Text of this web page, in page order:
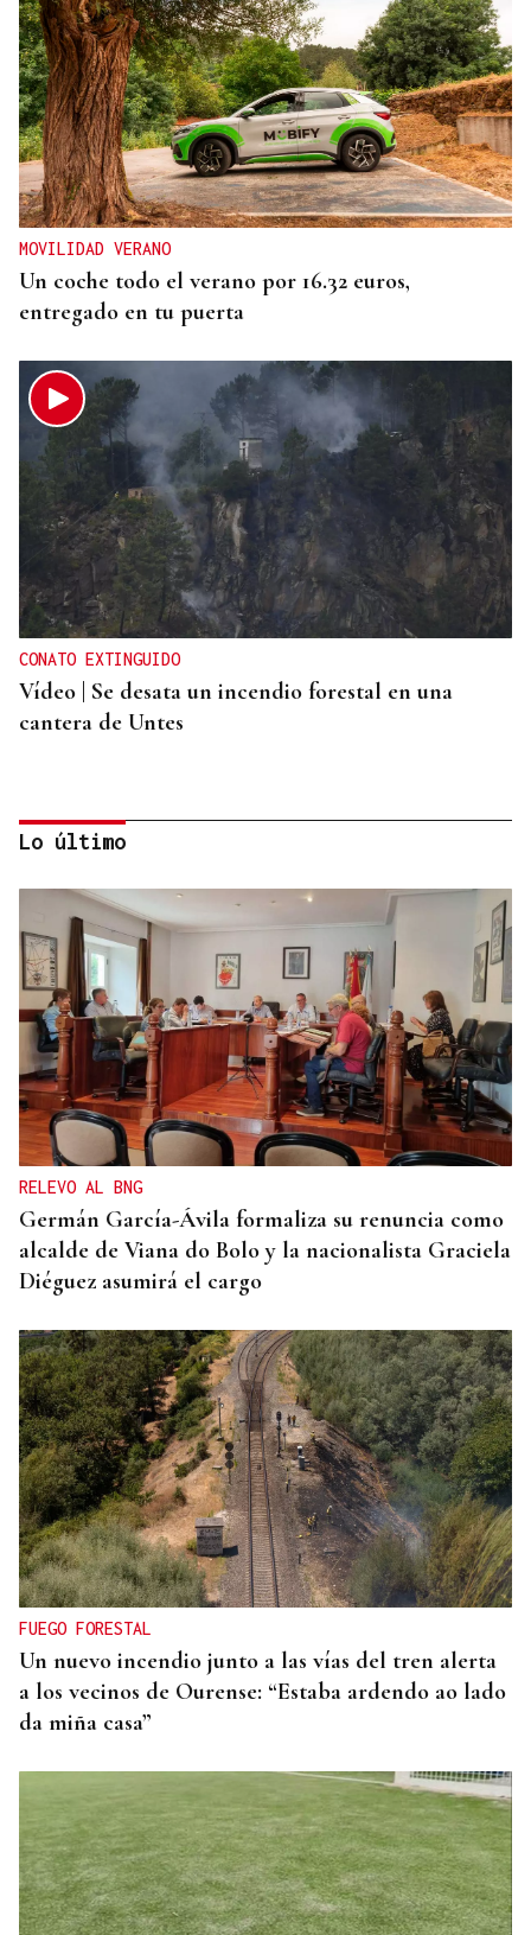
MOVILIDAD VERANO
Un coche todo el verano por 16.32 euros,
entregado en tu puerta
CONATO EXTINGUIDO
Vídeo | Se desata un incendio forestal en una
cantera de Untes
ENTREVISTA
Jorge Vázquez: "Nuestro objetivo a 2028 es crecer
creando valor para el accionista y para el equipo
que lo hace posible"
Lo último
RELEVO AL BNG
Germán García-Ávila formaliza su renuncia como
alcalde de Viana do Bolo y la nacionalista Graciela
Diéguez asumirá el cargo
FUEGO FORESTAL
Un nuevo incendio junto a las vías del tren alerta
a los vecinos de Ourense: “Estaba ardendo ao lado
da miña casa”